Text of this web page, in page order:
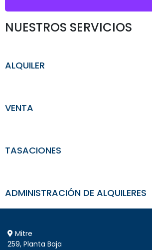
NUESTROS SERVICIOS
ALQUILER
VENTA
TASACIONES
ADMINISTRACIÓN DE ALQUILERES
Mitre
259, Planta Baja